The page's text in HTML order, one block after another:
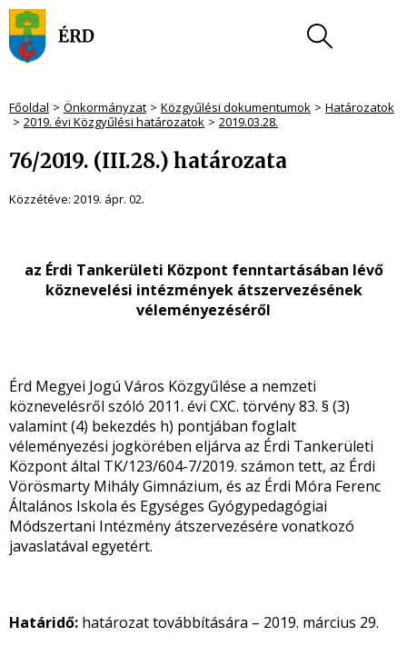
Főoldal Önkormányzat Közgyűlési dokumentumok
Határozatok
2019. évi Közgyűlési határozatok
2019.03.28.
76/2019. (III.28.) határozata
Közzétéve: 2019. ápr. 02.
az Érdi Tankerületi Központ fenntartásában lévő
köznevelési intézmények átszervezésének
véleményezéséről
Érd Megyei Jogú Város Közgyűlése a nemzeti
köznevelésről szóló 2011. évi CXC. törvény 83. § (3)
valamint (4) bekezdés h) pontjában foglalt
véleményezési jogkörében eljárva az Érdi Tankerületi
Központ által TK/123/604-7/2019. számon tett, az Érdi
Vörösmarty Mihály Gimnázium, és az Érdi Móra Ferenc
Általános Iskola és Egységes Gyógypedagógiai
Módszertani Intézmény átszervezésére vonatkozó
javaslatával egyetért.
Határidő: határozat továbbítására – 2019. március 29.